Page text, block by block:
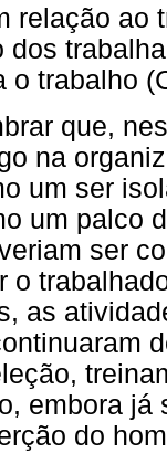
relação ao
dos
o trabalho
que,
na
um ser
um palco
ser
o
as
embora
do